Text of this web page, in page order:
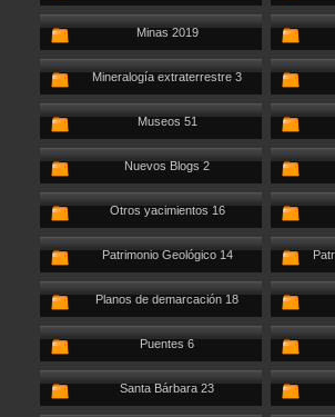
Minas 2019
Mineralogía extraterrestre 3
Museos 51
Nuevos Blogs 2
Otros yacimientos 16
Patrimonio Geológico 14
Planos de demarcación 18
Puentes 6
Santa Bárbara 23